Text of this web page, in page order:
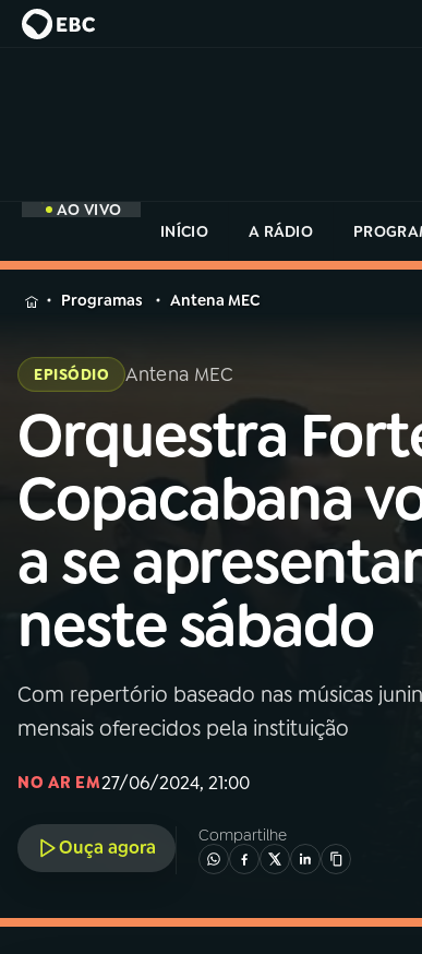
AO VIVO
INÍCIO
A RÁDIO
MENU
Buscar
na
Rádio
MEC
01INÍCIO
02A RÁDIO
03PROGRAMAÇÃO
05 PODCASTS
na
Rádio
Programas Antena MEC
EPISÓDIO Antena MEC
Orquestra
Copacabana
a se apresentar
neste sábado
Com repertório baseado nas músicas
mensais oferecidos pela instituição
NO AR EM27/06/2024, 21:00
Ouça agora
Compartilhe